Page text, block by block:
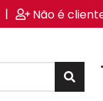
| Não é